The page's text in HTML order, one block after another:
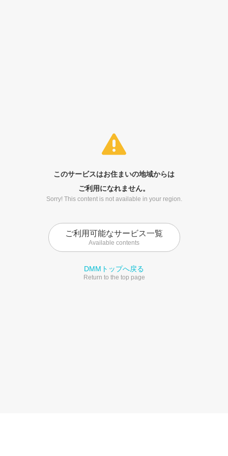
このサービスはお住まいの地域からは
ご利用になれません。
Sorry! This content is not available in your region.
ご利用可能なサービス一覧
Available contents
DMMトップへ戻る
Return to the top page